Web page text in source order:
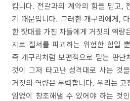
킵니다. 전갈과의 계약의 힘을 믿고,
기 때문입니다. 그러한 개구리에게,
한 잣대를 가진 자들에게 거짓의 역량
지로 질서를 파괴하는 위험한 힘일
즉 개구리처럼 보편적으로 믿는 판단
것이 그저 타고난 성격대로 사는 것
거짓의 역량은 무력합니다. 우리는
임없이 창조해낼 수 있어야 하는 것